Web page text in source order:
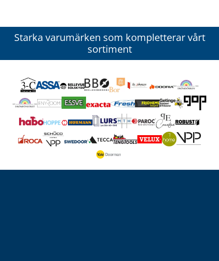
Starka varumärken som kompletterar vårt
sortiment